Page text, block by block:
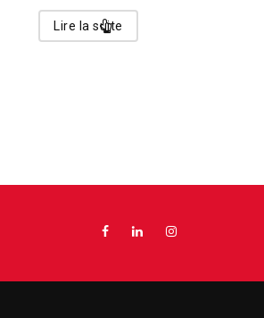
Lire la suite